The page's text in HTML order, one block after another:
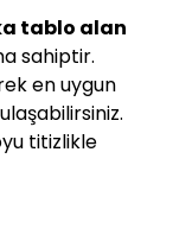
tablo alan
sahiptir.
en uygun
titizlikle